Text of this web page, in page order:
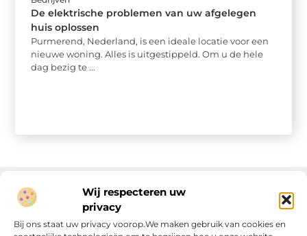
Wij respecteren uw
privacy
Bij ons staat uw privacy voorop.We maken gebruik van cookies en
De elektrische problemen van uw afgelegen
huis oplossen
Purmerend, Nederland, is een ideale locatie voor een
nieuwe woning. Alles is uitgestippeld. Om u de hele
dag bezig te ...
Onze informatie